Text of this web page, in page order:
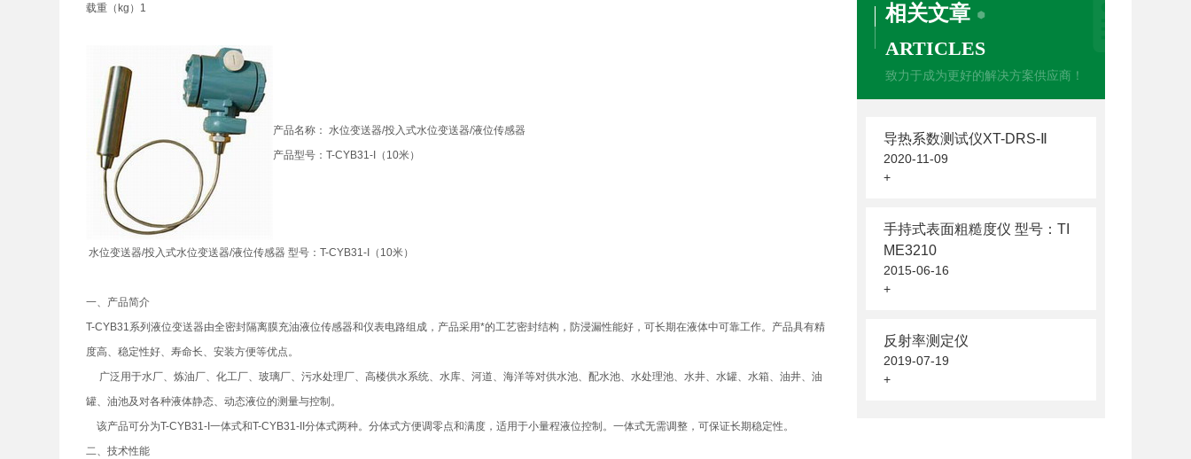
相关文章
ARTICLES
致力于成为更好的解决方案供应商！
导热系数测试仪XT-DRS-Ⅱ
2020-11-09
+
手持式表面粗糙度仪 型号：TI
ME3210
2015-06-16
+
反射率测定仪
2019-07-19
+
载重（kg）1
产品名称： 水位变送器/投入式水位变送器/液位传感器
产品型号：T-CYB31-I（10米）
水位变送器/投入式水位变送器/液位传感器 型号：T-CYB31-I（10米）
一、产品简介
T-CYB31系列液位变送器由全密封隔离膜充油液位传感器和仪表电路组成，产品采用*的工艺密封结构，防浸漏性能好，可长期在液体中可靠工作。产品具有精
度高、稳定性好、寿命长、安装方便等优点。
广泛用于水厂、炼油厂、化工厂、玻璃厂、污水处理厂、高楼供水系统、水库、河道、海洋等对供水池、配水池、水处理池、水井、水罐、水箱、油井、油
罐、油池及对各种液体静态、动态液位的测量与控制。
该产品可分为T-CYB31-I一体式和T-CYB31-II分体式两种。分体式方便调零点和满度，适用于小量程液位控制。一体式无需调整，可保证长期稳定性。
二、技术性能